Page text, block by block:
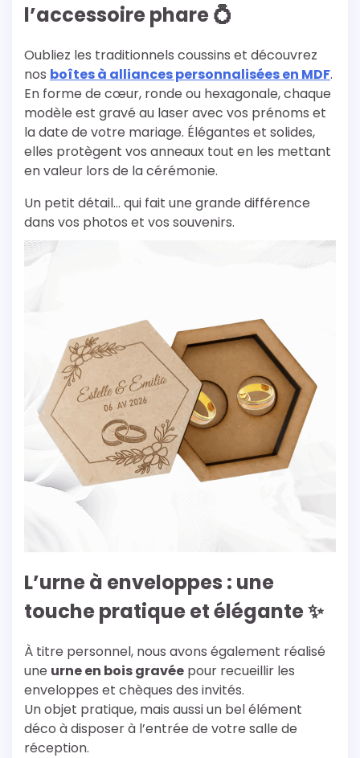
l’accessoire phare 💍
Oubliez les traditionnels coussins et découvrez
nos boîtes à alliances personnalisées en MDF.
En forme de cœur, ronde ou hexagonale, chaque
modèle est gravé au laser avec vos prénoms et
la date de votre mariage. Élégantes et solides,
elles protègent vos anneaux tout en les mettant
en valeur lors de la cérémonie.
Un petit détail… qui fait une grande différence
dans vos photos et vos souvenirs.
L’urne à enveloppes : une
touche pratique et élégante ✨
À titre personnel, nous avons également réalisé
une urne en bois gravée pour recueillir les
enveloppes et chèques des invités.
Un objet pratique, mais aussi un bel élément
déco à disposer à l’entrée de votre salle de
réception.